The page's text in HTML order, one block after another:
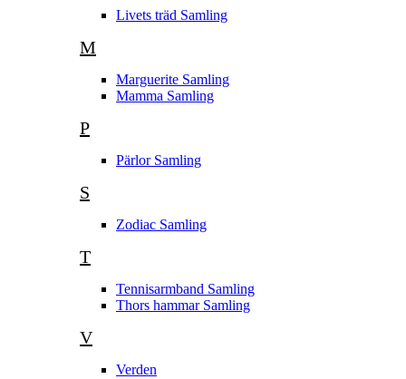
Livets träd Samling
M
Marguerite Samling
Mamma Samling
P
Pärlor Samling
S
Zodiac Samling
T
Tennisarmband Samling
Thors hammar Samling
V
Verden